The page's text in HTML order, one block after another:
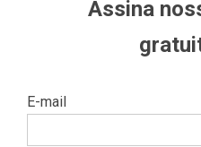
Assina
E-mail